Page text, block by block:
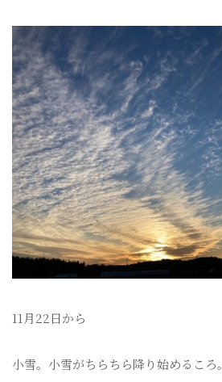
11月22日から
小雪。小雪がちらちら降り始めるころ。